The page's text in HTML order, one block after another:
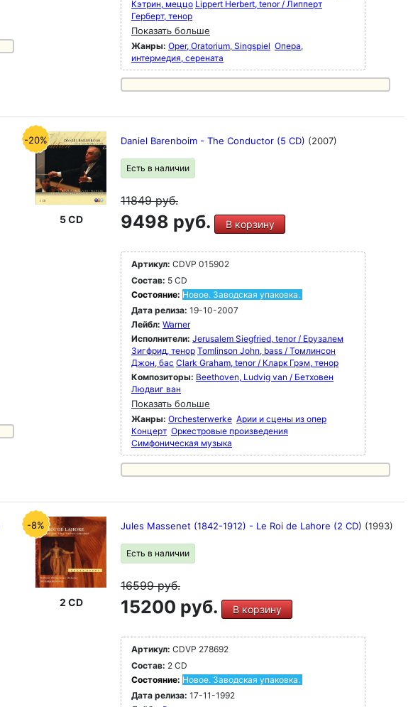
Кэтрин, меццо Lippert Herbert, tenor / Липперт
Герберт, тенор
Показать больше
Жанры: Oper, Oratorium, Singspiel Опера,
интермедия, серената
-20%
5 CD
Daniel Barenboim - The Conductor (5 CD) (2007)
Есть в наличии
11849руб.
9498 руб. В корзину
Артикул: CDVP 015902
Состав: 5 CD
Состояние: Новое. Заводская упаковка.
Дата релиза: 19-10-2007
Лейбл: Warner
Исполнители: Jerusalem Siegfried, tenor / Ерузалем
Зигфрид, тенор Tomlinson John, bass / Томлинсон
Джон, бас Clark Graham, tenor / Кларк Грэм, тенор
Композиторы: Beethoven, Ludvig van / Бетховен
Людвиг ван
Показать больше
Жанры: Orchesterwerke Арии и сцены из опер
Концерт Оркестровые произведения
Симфоническая музыка
-8%
2 CD
Jules Massenet (1842-1912) - Le Roi de Lahore (2 CD) (1993)
Есть в наличии
16599руб.
15200 руб. В корзину
Артикул: CDVP 278692
Состав: 2 CD
Состояние: Новое. Заводская упаковка.
Дата релиза: 17-11-1992